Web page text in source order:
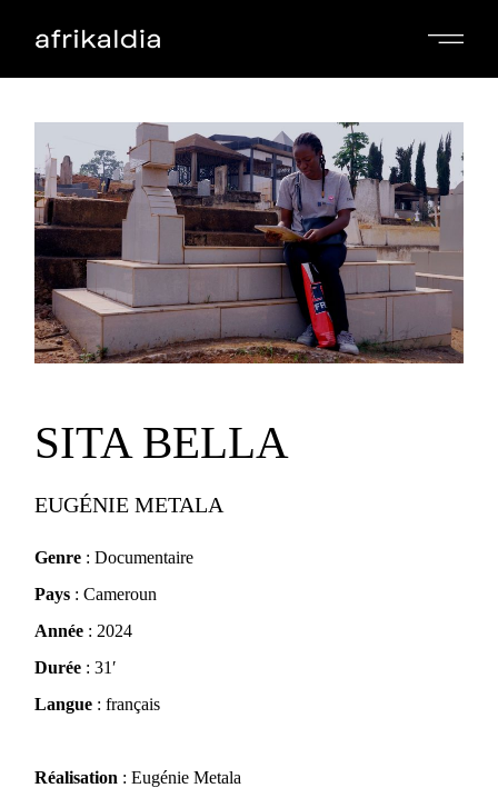
SITA BELLA
EUGÉNIE METALA
Genre : Documentaire
Pays : Cameroun
Année : 2024
Durée : 31′
Langue : français
Réalisation : Eugénie Metala